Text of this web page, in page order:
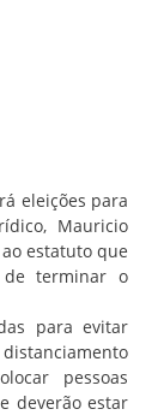
eleições para
Mauricio
estatuto que
terminar o
para evitar
pessoas
deverão estar